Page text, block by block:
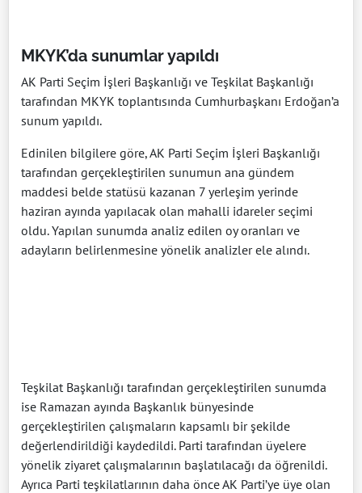
MKYK’da sunumlar yapıldı
AK Parti Seçim İşleri Başkanlığı ve Teşkilat Başkanlığı
tarafından MKYK toplantısında Cumhurbaşkanı Erdoğan’a
sunum yapıldı.
Edinilen bilgilere göre, AK Parti Seçim İşleri Başkanlığı
tarafından gerçekleştirilen sunumun ana gündem
maddesi belde statüsü kazanan 7 yerleşim yerinde
haziran ayında yapılacak olan mahalli idareler seçimi
oldu. Yapılan sunumda analiz edilen oy oranları ve
adayların belirlenmesine yönelik analizler ele alındı.
Teşkilat Başkanlığı tarafından gerçekleştirilen sunumda
ise Ramazan ayında Başkanlık bünyesinde
gerçekleştirilen çalışmaların kapsamlı bir şekilde
değerlendirildiği kaydedildi. Parti tarafından üyelere
yönelik ziyaret çalışmalarının başlatılacağı da öğrenildi.
Ayrıca Parti teşkilatlarının daha önce AK Parti’ye üye olan